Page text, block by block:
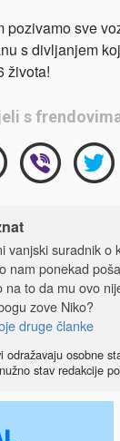
pozivamo sve
s divljanjem
života!
s
vanjski suradnik o
nam ponekad
na to da mu ovo
zove Niko?
druge članke
odražavaju osobne
stav redakcije